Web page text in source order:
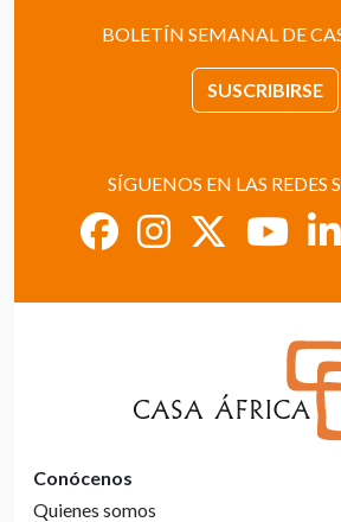
BOLETÍN SEMANAL DE
SUSCRIBIRSE
SÍGUENOS EN LAS REDES
Conócenos
Quienes somos